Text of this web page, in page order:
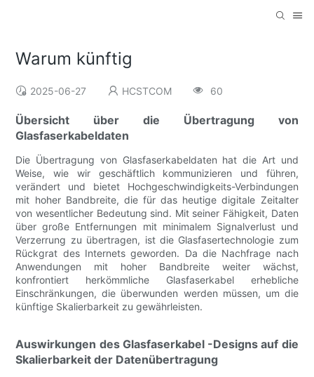
Warum künftig
2025-06-27 HCSTCOM 60
Übersicht über die Übertragung von
Glasfaserkabeldaten
Die Übertragung von Glasfaserkabeldaten hat die Art und
Weise, wie wir geschäftlich kommunizieren und führen,
verändert und bietet Hochgeschwindigkeits-Verbindungen
mit hoher Bandbreite, die für das heutige digitale Zeitalter
von wesentlicher Bedeutung sind. Mit seiner Fähigkeit, Daten
über große Entfernungen mit minimalem Signalverlust und
Verzerrung zu übertragen, ist die Glasfasertechnologie zum
Rückgrat des Internets geworden. Da die Nachfrage nach
Anwendungen mit hoher Bandbreite weiter wächst,
konfrontiert herkömmliche Glasfaserkabel erhebliche
Einschränkungen, die überwunden werden müssen, um die
künftige Skalierbarkeit zu gewährleisten.
Auswirkungen des Glasfaserkabel -Designs auf die
Skalierbarkeit der Datenübertragung